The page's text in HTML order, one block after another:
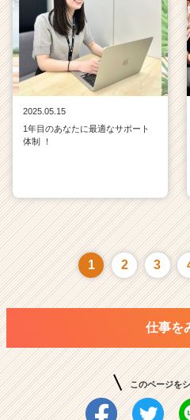
2025.05.15
1年目のあなたに最適なサポート
体制 ！
1 2 3
仕事を
このページを